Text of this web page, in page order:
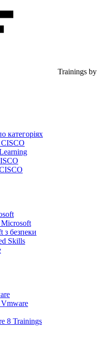
Trainings by
категоріях
CISCO
Microsoft
з безпеки
Skills
Vmware
8 Trainings